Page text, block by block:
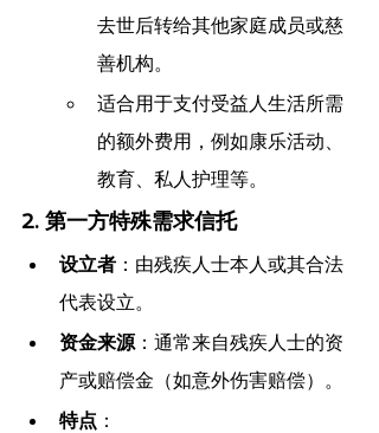
去世后转给其他家庭成员或慈
善机构。
适合用于支付受益人生活所需
的额外费用，例如康乐活动、
教育、私人护理等。
2. 第一方特殊需求信托
设立者 ：由残疾人士本人或其合法
代表设立。
资金来源 ：通常来自残疾人士的资
产或赔偿金（如意外伤害赔偿）。
特点 ：